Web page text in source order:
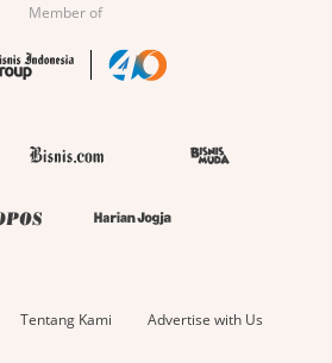
Member of
Tentang Kami Advertise with Us